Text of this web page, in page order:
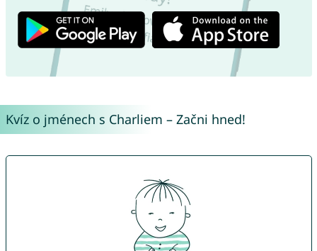
Kvíz o jménech s Charliem – Začni hned!